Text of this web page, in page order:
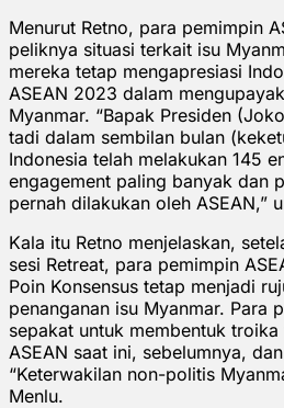
Menurut Retno, para pemimpin
peliknya situasi terkait isu
mereka tetap mengapresiasi
ASEAN 2023 dalam
Myanmar. “Bapak Presiden
tadi dalam sembilan bulan
Indonesia telah melakukan 145
engagement paling banyak dan
pernah dilakukan oleh ASEAN,”
Kala itu Retno menjelaskan,
sesi Retreat, para pemimpin
Poin Konsensus tetap menjadi
penanganan isu Myanmar. Para
sepakat untuk membentuk
ASEAN saat ini, sebelumnya,
“Keterwakilan non-politis
Menlu.